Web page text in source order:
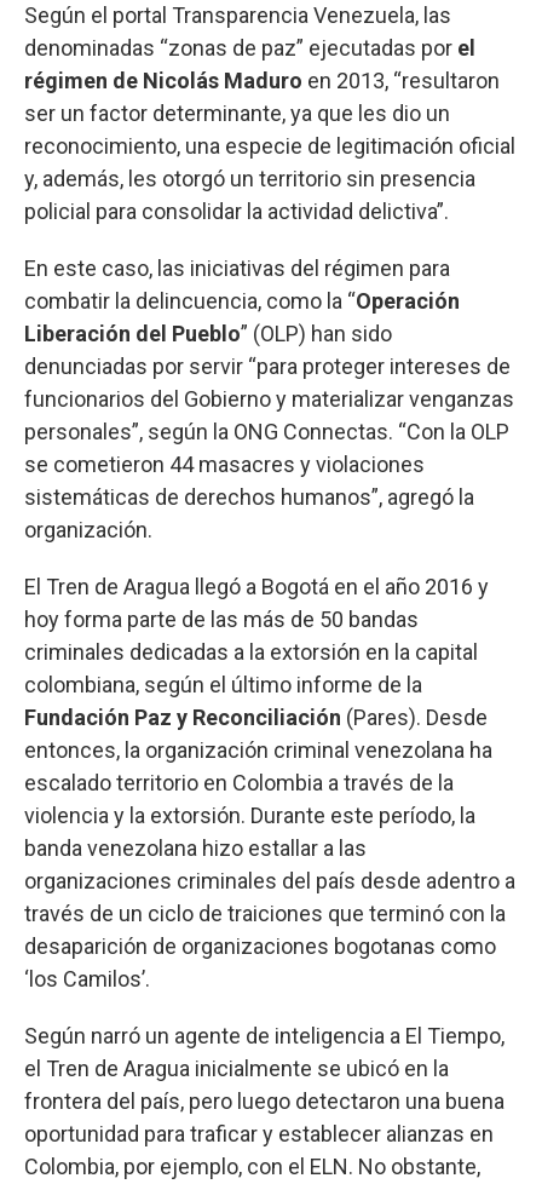
Según el portal Transparencia Venezuela, las
denominadas “zonas de paz” ejecutadas por el
régimen de Nicolás Maduro en 2013, “resultaron
ser un factor determinante, ya que les dio un
reconocimiento, una especie de legitimación oficial
y, además, les otorgó un territorio sin presencia
policial para consolidar la actividad delictiva”.
En este caso, las iniciativas del régimen para
combatir la delincuencia, como la “Operación
Liberación del Pueblo” (OLP) han sido
denunciadas por servir “para proteger intereses de
funcionarios del Gobierno y materializar venganzas
personales”, según la ONG Connectas. “Con la OLP
se cometieron 44 masacres y violaciones
sistemáticas de derechos humanos”, agregó la
organización.
El Tren de Aragua llegó a Bogotá en el año 2016 y
hoy forma parte de las más de 50 bandas
criminales dedicadas a la extorsión en la capital
colombiana, según el último informe de la
Fundación Paz y Reconciliación (Pares). Desde
entonces, la organización criminal venezolana ha
escalado territorio en Colombia a través de la
violencia y la extorsión. Durante este período, la
banda venezolana hizo estallar a las
organizaciones criminales del país desde adentro a
través de un ciclo de traiciones que terminó con la
desaparición de organizaciones bogotanas como
‘los Camilos’.
Según narró un agente de inteligencia a El Tiempo,
el Tren de Aragua inicialmente se ubicó en la
frontera del país, pero luego detectaron una buena
oportunidad para traficar y establecer alianzas en
Colombia, por ejemplo, con el ELN. No obstante,